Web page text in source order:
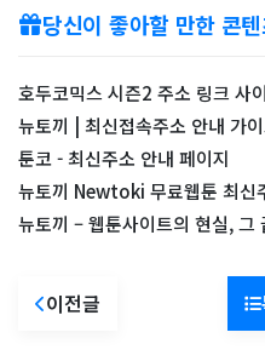
당신이 좋아할 만한 콘
호두코믹스 시즌2 주소 링크 사
뉴토끼 | 최신접속주소 안내 가
툰코 - 최신주소 안내 페이지
뉴토끼 Newtoki 무료웹툰 최신
뉴토끼 – 웹툰사이트의 현실, 그
이전글